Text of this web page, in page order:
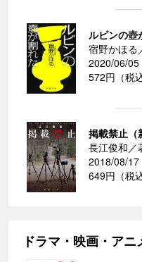
ルビンの壺
宿野かほる
2020/06/05
572円（税込
掲載禁止（
長江俊和／
2018/08/17
649円（税込
ドラマ・映画・ア